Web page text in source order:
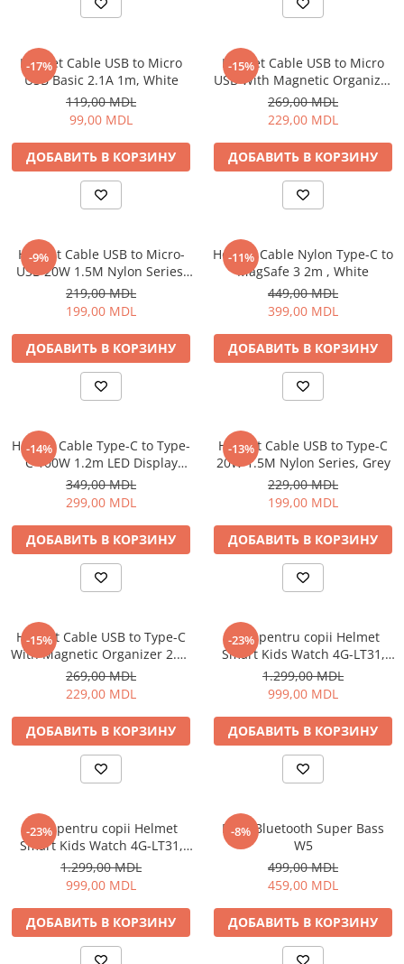
Электрические печи
Электрочайники
Личный уход
Машинки для стрижки
Плойки и утюжки
Фен щетки для волос
Фены для волос
ирригаторы
Электробритвы
Уход за домом
Окон
Паровые очистители
Портативные пылесосы
Роботы пылесосы
Уход за одеждой
Отпариватель для одежды
Проекторы
Телевизоры
Аудио
FM модуляторы
Микрофоны
Портативное радио
Портативные колонки
Проводные колонки
Умные колонки
Гейминг
Аксессуары и Игровые Товары
Игровые консоли
Игры для консолей и ПК
Сетевое оборудование
Wi-Fi роутеры
-17%
Helmet Cable USB to Micro
USB Basic 2.1A 1m, White
119,00 MDL
99,00 MDL
ДОБАВИТЬ В КОРЗИНУ
-15%
Helmet Cable USB to Micro
USB With Magnetic Organizer
1m, White
269,00 MDL
229,00 MDL
ДОБАВИТЬ В КОРЗИНУ
-9%
Helmet Cable USB to Micro-
USB 20W 1.5M Nylon Series,
Grey
219,00 MDL
199,00 MDL
ДОБАВИТЬ В КОРЗИНУ
-11%
Helmet Cable Nylon Type-C to
MagSafe 3 2m , White
449,00 MDL
399,00 MDL
ДОБАВИТЬ В КОРЗИНУ
-14%
Helmet Cable Type-C to Type-
C 100W 1.2m LED Display
Series, Black
349,00 MDL
299,00 MDL
ДОБАВИТЬ В КОРЗИНУ
-13%
Helmet Cable USB to Type-C
20W 1.5M Nylon Series, Grey
229,00 MDL
199,00 MDL
ДОБАВИТЬ В КОРЗИНУ
-15%
Helmet Cable USB to Type-C
With Magnetic Organizer 2.1A
1m, White
269,00 MDL
229,00 MDL
ДОБАВИТЬ В КОРЗИНУ
-23%
Ceas pentru copii Helmet
Smart Kids Watch 4G-LT31,
Black
1.299,00 MDL
999,00 MDL
ДОБАВИТЬ В КОРЗИНУ
-23%
Ceas pentru copii Helmet
Smart Kids Watch 4G-LT31,
Blue
1.299,00 MDL
999,00 MDL
ДОБАВИТЬ В КОРЗИНУ
-8%
Boxă Bluetooth Super Bass
W5
499,00 MDL
459,00 MDL
ДОБАВИТЬ В КОРЗИНУ